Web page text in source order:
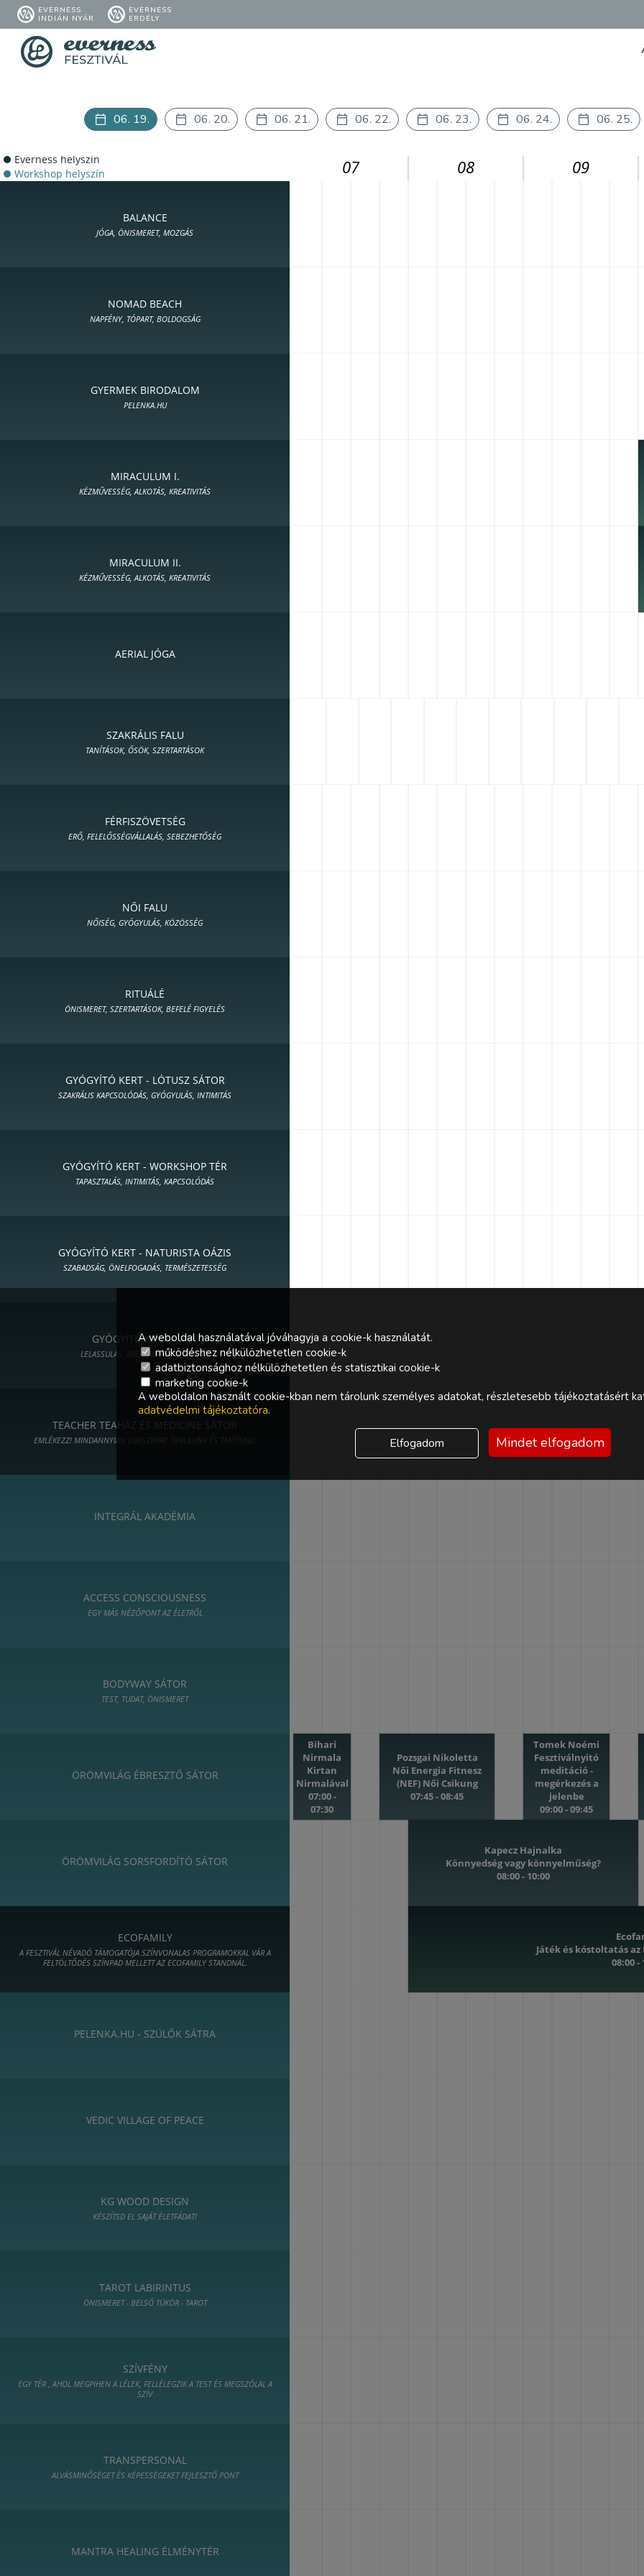
EVERNESS
INDIÁN NYÁR
EVERNESS
ERDÉLY
06. 19. 06. 20. 06. 21. 06. 22. 06. 23. 06. 24. 06. 25.
Everness helyszín
Workshop helyszín
BALANCE
JÓGA, ÖNISMERET, MOZGÁS
NOMAD BEACH
NAPFÉNY, TÓPART, BOLDOGSÁG
GYERMEK BIRODALOM
PELENKA.HU
MIRACULUM I.
KÉZMŰVESSÉG, ALKOTÁS, KREATIVITÁS
MIRACULUM II.
KÉZMŰVESSÉG, ALKOTÁS, KREATIVITÁS
AERIAL JÓGA
SZAKRÁLIS FALU
TANÍTÁSOK, ŐSÖK, SZERTARTÁSOK
FÉRFISZÖVETSÉG
ERŐ, FELELŐSSÉGVÁLLALÁS, SEBEZHETŐSÉG
NŐI FALU
NŐISÉG, GYÓGYULÁS, KÖZÖSSÉG
RITUÁLÉ
ÖNISMERET, SZERTARTÁSOK, BEFELÉ FIGYELÉS
GYÓGYÍTÓ KERT - LÓTUSZ SÁTOR
SZAKRÁLIS KAPCSOLÓDÁS, GYÓGYULÁS, INTIMITÁS
GYÓGYÍTÓ KERT - WORKSHOP TÉR
TAPASZTALÁS, INTIMITÁS, KAPCSOLÓDÁS
GYÓGYÍTÓ KERT - NATURISTA OÁZIS
SZABADSÁG, ÖNELFOGADÁS, TERMÉSZETESSÉG
GYÓGYÍTÓ KERT - ART
LELASSULÁS, KREATIVITÁS, MŰVÉSZET
TEACHER TEAHÁZ ÉS MEDICINE SÁTOR
EMLÉKEZZ! MINDANNYIAN EGYSZERRE TANULUNK ÉS TANÍTUNK.
INTEGRÁL AKADÉMIA
ACCESS CONSCIOUSNESS
EGY MÁS NÉZŐPONT AZ ÉLETRŐL
BODYWAY SÁTOR
TEST, TUDAT, ÖNISMERET
ÖRÖMVILÁG ÉBRESZTŐ SÁTOR
ÖRÖMVILÁG SORSFORDÍTÓ SÁTOR
ECOFAMILY
A FESZTIVÁL NÉVADÓ TÁMOGATÓJA SZÍNVONALAS PROGRAMOKKAL VÁR A
FELTÖLTŐDÉS SZÍNPAD MELLETT AZ ECOFAMILY STANDNÁL.
PELENKA.HU - SZÜLŐK SÁTRA
VEDIC VILLAGE OF PEACE
KG WOOD DESIGN
KÉSZÍTSD EL SAJÁT ÉLETFÁDAT!
TAROT LABIRINTUS
ÖNISMERET - BELSŐ TÜKÖR - TAROT
SZÍVFÉNY
EGY TÉR , AHOL MEGPIHEN A LÉLEK, FELLÉLEGZIK A TEST ÉS MEGSZÓLAL A
SZÍV
TRANSPERSONAL
ALVÁSMINŐSÉGET ÉS KÉPESSÉGEKET FEJLESZTŐ PONT
MANTRA HEALING ÉLMÉNYTÉR
07 08 09
Bihari
Nirmala
Kirtan
Nirmalával
07:00 -
07:30
Pozsgai Nikoletta
Női Energia Fitnesz
(NEF) Női Csikung
07:45 - 08:45
Tomek Noémi
Fesztiválnyitó
meditáció -
megérkezés a
jelenbe
09:00 - 09:45
Kapecz Hajnalka
Könnyedség vagy könnyelműség?
08:00 - 10:00
Játék és kóstoltatás
08:00 -
A weboldal használatával jóváhagyja a cookie-k használatát.
működéshez nélkülözhetetlen cookie-k
adatbiztonsághoz nélkülözhetetlen és statisztikai cookie-k
marketing cookie-k
A weboldalon használt cookie-kban nem tárolunk személyes adatokat, részletesebb tájékoztatásért
adatvédelmi tájékoztatóra.
Elfogadom Mindet elfogadom